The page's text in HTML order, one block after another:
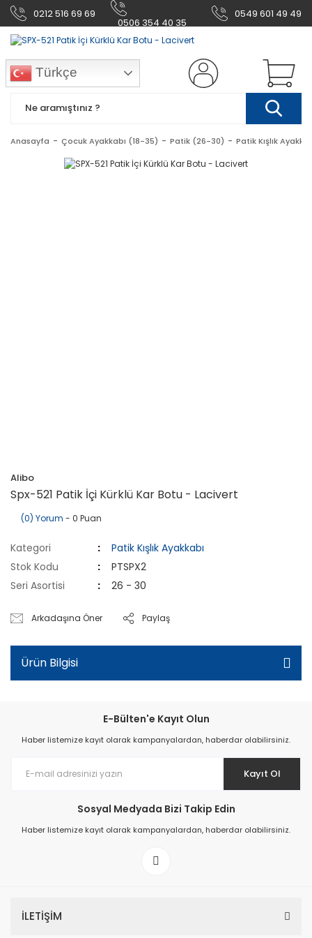
0212 516 69 69
0506 354 40 35
0549 601 49 49
Türkçe
Anasayfa Çocuk Ayakkabı (18-35) Patik (26-30) Patik Kışlık
Alibo
Spx-521 Patik İçi Kürklü Kar Botu - Lacivert
(0) Yorum - 0 Puan
Kategori
Patik Kışlık Ayakkabı
Stok Kodu
PTSPX2
Seri Asortisi
26 - 30
Arkadaşına Öner Paylaş
Ürün Bilgisi
E-Bülten'e Kayıt Olun
Haber listemize kayıt olarak kampanyalardan, haberdar olabilirsiniz.
Kayıt Ol
Sosyal Medyada Bizi Takip Edin
Haber listemize kayıt olarak kampanyalardan, haberdar olabilirsiniz.
İLETİŞİM